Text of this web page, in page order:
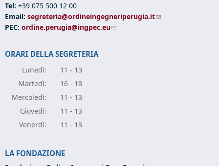
Tel: +39 075 500 12 00
Email: segreteria@ordineingegneriperugia.it(link sends e-mail)
PEC: ordine.perugia@ingpec.eu(link sends e-mail)
ORARI DELLA SEGRETERIA
Lunedì:
11 - 13
Martedì:
16 - 18
Mercoledì:
11 - 13
Giovedì:
11 - 13
Venerdì: 11 - 13
LA FONDAZIONE